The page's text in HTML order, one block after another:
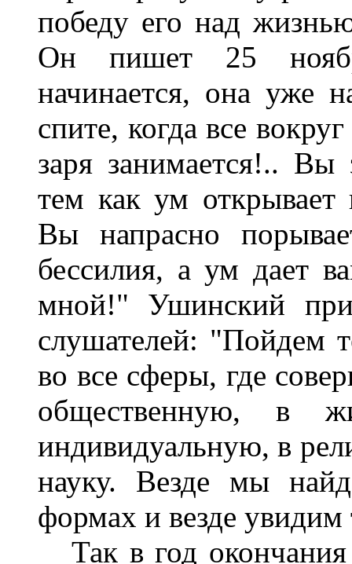
победу его над
Он пишет 25
начинается, она уже
спите, когда все
заря занимается!.. Вы
тем как ум
Вы напрасно
бессилия, а ум дает
мной!" Ушинский
слушателей: "Пойдем
во все сферы, где
общественную, в
индивидуальную, в
науку. Везде мы
формах и везде
Так в год окончания